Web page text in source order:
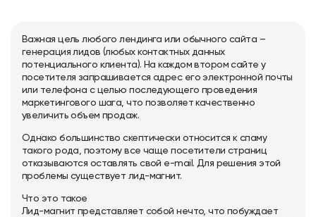
Важная цель любого лендинга или обычного сайта –
генерация лидов (любых контактных данных
потенциального клиента). На каждом втором сайте у
посетителя запрашивается адрес его электронной почты
или телефона с целью последующего проведения
маркетингового шага, что позволяет качественно
увеличить объем продаж.
Однако большинство скептически относится к спаму
такого рода, поэтому все чаще посетители страниц
отказываются оставлять свой e-mail. Для решения этой
проблемы существует лид-магнит.
Что это такое
Лид-магнит представляет собой нечто, что побуждает